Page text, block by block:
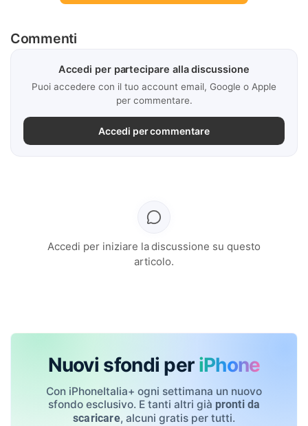
Commenti
Accedi per partecipare alla discussione
Puoi accedere con il tuo account email, Google o Apple
per commentare.
Accedi per commentare
Accedi per iniziare la discussione su questo
articolo.
Nuovi sfondi per iPhone
Con iPhoneItalia+ ogni settimana un nuovo
sfondo esclusivo. E tanti altri già pronti da
scaricare, alcuni gratis per tutti.